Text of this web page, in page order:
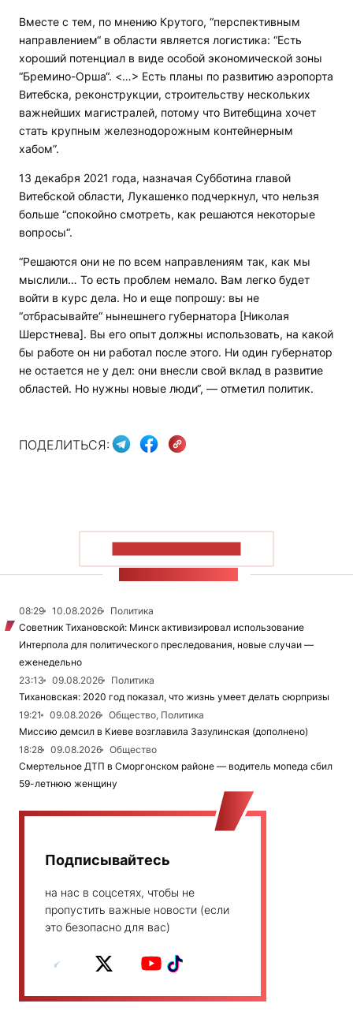
Вместе с тем, по мнению Крутого, “перспективным
направлением“ в области является логистика: “Есть
хороший потенциал в виде особой экономической зоны
“Бремино-Орша“. <…> Есть планы по развитию аэропорта
Витебска, реконструкции, строительству нескольких
важнейших магистралей, потому что Витебщина хочет
стать крупным железнодорожным контейнерным
хабом”.
13 декабря 2021 года, назначая Субботина главой
Витебской области, Лукашенко подчеркнул, что нельзя
больше “спокойно смотреть, как решаются некоторые
вопросы“.
“Решаются они не по всем направлениям так, как мы
мыслили… То есть проблем немало. Вам легко будет
войти в курс дела. Но и еще попрошу: вы не
“отбрасывайте“ нынешнего губернатора [Николая
Шерстнева]. Вы его опыт должны использовать, на какой
бы работе он ни работал после этого. Ни один губернатор
не остается не у дел: они внесли свой вклад в развитие
областей. Но нужны новые люди“, — отметил политик.
ПОДЕЛИТЬСЯ:
08:29 10.08.2026
Политика
Советник Тихановской: Минск активизировал использование
Интерпола для политического преследования, новые случаи —
еженедельно
23:13
09.08.2026
Политика
Тихановская: 2020 год показал, что жизнь умеет делать сюрпризы
19:21
09.08.2026
Общество, Политика
Миссию демсил в Киеве возглавила Зазулинская (дополнено)
18:28
09.08.2026
Общество
Смертельное ДТП в Сморгонском районе — водитель мопеда сбил
59-летнюю женщину
Подписывайтесь
на нас в соцсетях, чтобы не
пропустить важные новости (если
это безопасно для вас)